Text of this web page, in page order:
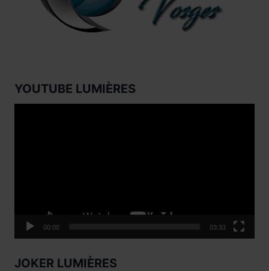
YOUTUBE LUMIÈRES
00:00 03:33
JOKER LUMIÈRES